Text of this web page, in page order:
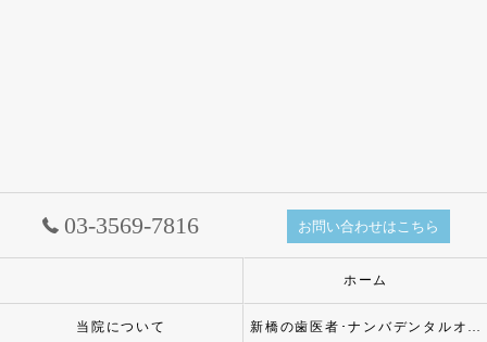
03-3569-7816 お問い合わせはこちら
ホーム
当院について 新橋の歯医者･ナンバデンタルオフィスの口コミ情報